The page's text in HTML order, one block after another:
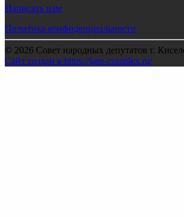
Написать нам
Политика конфиденциальности
© 2026 Совет народных депутатов г.
Сайт создан в https://jans-complex.ru/